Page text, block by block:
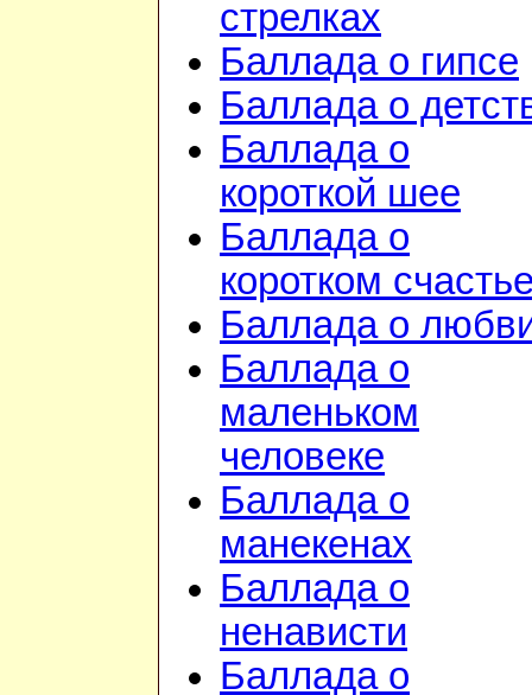
стрелках
Баллада о гипсе
Баллада о
Баллада о
короткой шее
Баллада о
коротком
Баллада о
Баллада о
маленьком
человеке
Баллада о
манекенах
Баллада о
ненависти
Баллада о